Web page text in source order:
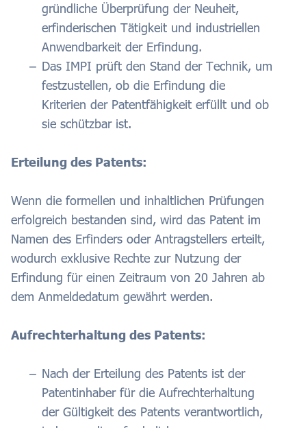
gründliche Überprüfung der Neuheit,
erfinderischen Tätigkeit und industriellen
Anwendbarkeit der Erfindung.
Das IMPI prüft den Stand der Technik, um
festzustellen, ob die Erfindung die
Kriterien der Patentfähigkeit erfüllt und ob
sie schützbar ist.
Erteilung des Patents:
Wenn die formellen und inhaltlichen Prüfungen
erfolgreich bestanden sind, wird das Patent im
Namen des Erfinders oder Antragstellers erteilt,
wodurch exklusive Rechte zur Nutzung der
Erfindung für einen Zeitraum von 20 Jahren ab
dem Anmeldedatum gewährt werden.
Aufrechterhaltung des Patents:
Nach der Erteilung des Patents ist der
Patentinhaber für die Aufrechterhaltung
der Gültigkeit des Patents verantwortlich,